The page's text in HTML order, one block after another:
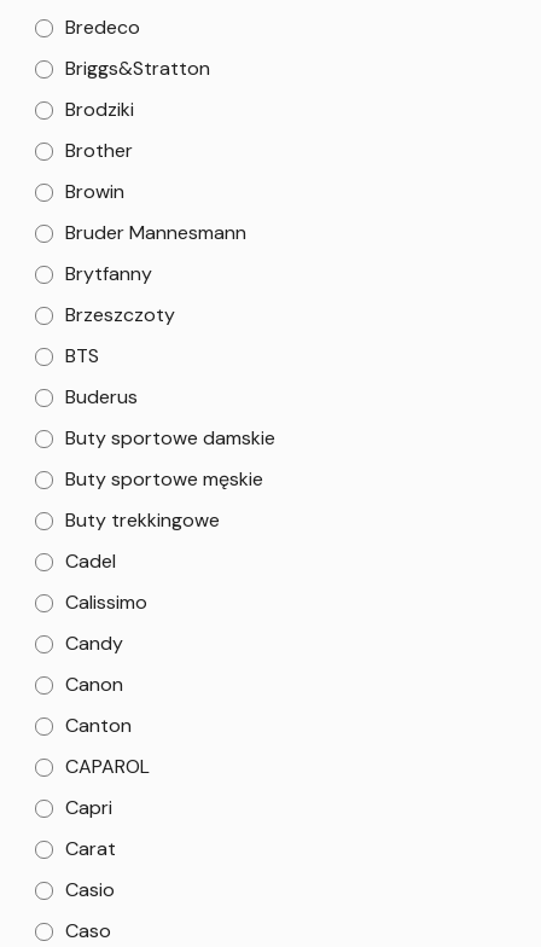
Bredeco
Briggs&Stratton
Brodziki
Brother
Browin
Bruder Mannesmann
Brytfanny
Brzeszczoty
BTS
Buderus
Buty sportowe damskie
Buty sportowe męskie
Buty trekkingowe
Cadel
Calissimo
Candy
Canon
Canton
CAPAROL
Capri
Carat
Casio
Caso